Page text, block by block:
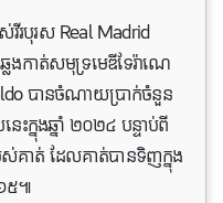
វីរបុរស Real Madrid
កាត់សមុទ្រមេឌីទែរ៉ាណេ
បានចំណាយប្រាក់ចំនួន
ក្នុងឆ្នាំ ២០២៤ បន្ទាប់ពី
គាត់ ដែលគាត់បានទិញក្នុង
៥៕